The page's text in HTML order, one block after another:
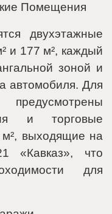
Помещения
двухэтажные
и 177 м², каждый
зоной и
автомобиля. Для
и торговые
выходящие на
«Кавказ», что
для